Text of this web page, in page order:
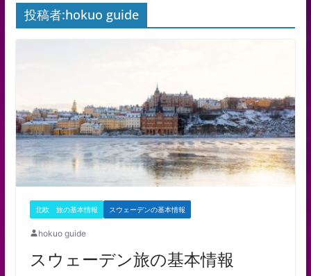
投稿者:hokuo guide
北欧 旅の基本情報 スウェーデンの基本情報
hokuo guide
スウェーデン旅の基本情報